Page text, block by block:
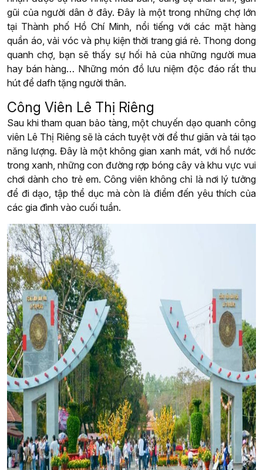
gũi của người dân ở đây. Đây là một trong những chợ lớn
tại Thành phố Hồ Chí Minh, nổi tiếng với các mặt hàng
quần áo, vải vóc và phụ kiện thời trang giá rẻ. Thong dong
quanh chợ, bạn sẽ thấy sự hối hả của những người mua
hay bán hàng… Những món đồ lưu niệm độc đáo rất thu
hút để dafh tặng người thân.
Công Viên Lê Thị Riêng
Sau khi tham quan bảo tàng, một chuyến dạo quanh công
viên Lê Thị Riêng sẽ là cách tuyệt vời để thư giãn và tái tạo
năng lượng. Đây là một không gian xanh mát, với hồ nước
trong xanh, những con đường rợp bóng cây và khu vực vui
chơi dành cho trẻ em. Công viên không chỉ là nơi lý tưởng
để đi dạo, tập thể dục mà còn là điểm đến yêu thích của
các gia đình vào cuối tuần.